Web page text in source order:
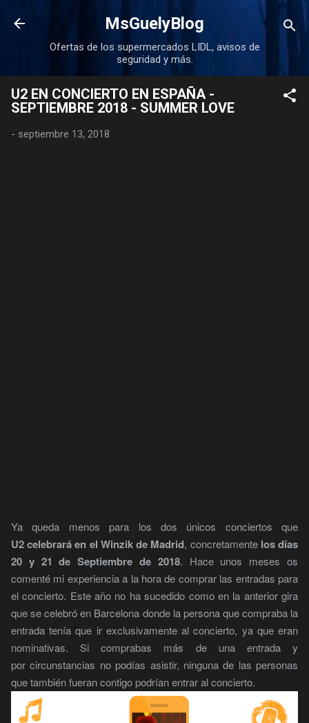
Ir al contenido principal
MsGuelyBlog
Ofertas de los supermercados LIDL, avisos de
seguridad y más.
U2 EN CONCIERTO EN ESPAÑA -
SEPTIEMBRE 2018 - SUMMER LOVE
- septiembre 13, 2018
Ya queda menos para los dos únicos conciertos que
U2 celebrará en el Winzik de Madrid, concretamente los días
20 y 21 de Septiembre de 2018. Hace unos meses os
comenté mi experiencia a la hora de comprar las entradas para
el concierto. Este año no ha sucedido como en la anterior gira
que se celebró en Barcelona donde la persona que compraba la
entrada tenía que ir exclusivamente al concierto, ya que eran
nominativas. Si comprabas más de una entrada y
por circunstancias no podías asistir, ninguna de las personas
que también fueran contigo podrían entrar al concierto.